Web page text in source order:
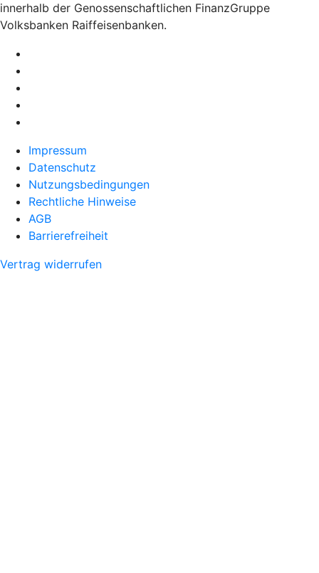
innerhalb der Genossenschaftlichen FinanzGruppe
Volksbanken Raiffeisenbanken.
Impressum
Datenschutz
Nutzungsbedingungen
Rechtliche Hinweise
AGB
Barrierefreiheit
Vertrag widerrufen